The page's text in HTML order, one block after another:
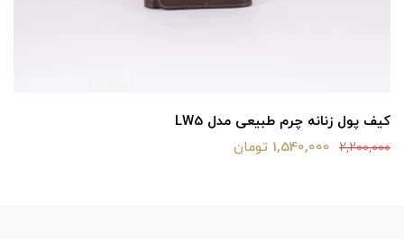
کیف پول زنانه چرم طبیعی مدل LW5
2,200,000 1,540,000 تومان